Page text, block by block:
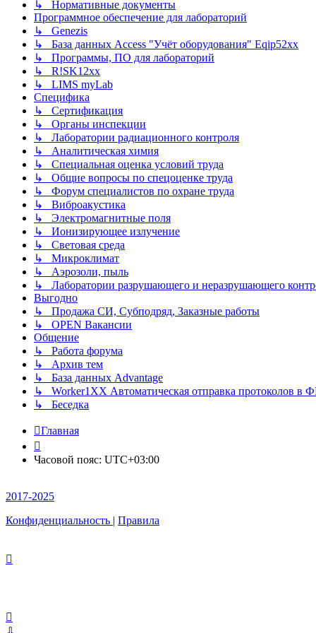
↳ Нормативные документы
Программное обеспечение для лабораторий
↳ Genezis
↳ База данных Access "Учёт оборудования" Eqip52xx
↳ Программы, ПО для лабораторий
↳ R!SK12xx
↳ LIMS myLab
Специфика
↳ Сертификация
↳ Органы инспекции
↳ Лаборатории радиационного контроля
↳ Аналитическая химия
↳ Специальная оценка условий труда
↳ Общие вопросы по спецоценке труда
↳ Форум специалистов по охране труда
↳ Виброакустика
↳ Электромагнитные поля
↳ Ионизирующее излучение
↳ Световая среда
↳ Микроклимат
↳ Аэрозоли, пыль
↳ Лаборатории разрушающего и неразрушающего
Выгодно
↳ Продажа СИ, Субподряд, Заказные работы
↳ OPEN Вакансии
Общение
↳ Работа форума
↳ Архив тем
↳ База данных Advantage
↳ Worker1XX Автоматическая отправка протоколов в
↳ Беседка
Главная
Часовой пояс: UTC+03:00
2017-2025
Конфиденциальность | Правила